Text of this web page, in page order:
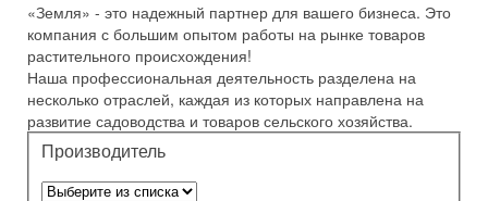
«Земля» - это надежный партнер для вашего бизнеса. Это
компания с большим опытом работы на рынке товаров
растительного происхождения!
Наша профессиональная деятельность разделена на
несколько отраслей, каждая из которых направлена на
развитие садоводства и товаров сельского хозяйства.
Производитель